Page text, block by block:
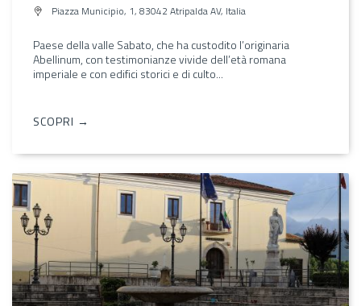
Piazza Municipio, 1, 83042 Atripalda AV, Italia
Paese della valle Sabato, che ha custodito l’originaria
Abellinum, con testimonianze vivide dell’età romana
imperiale e con edifici storici e di culto...
SCOPRI →